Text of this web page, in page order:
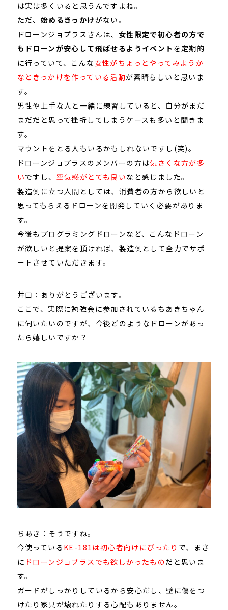
は実は多くいると思うんですよね。
ただ、 始めるきっかけがない。
ドローンジョプラスさんは、 女性限定で初心者の方で
もドローンが安心して飛ばせるようイベント を定期的
に行っていて、こんな 女性がちょっとやってみようか
なときっかけを作っている活動が素晴らしいと思いま
す。
男性や上手な人と一緒に練習していると、自分がまだ
まだだと思って挫折してしまうケースも多いと聞きま
す。
マウントをとる人もいるかもしれないですし(笑)。
ドローンジョプラスのメンバーの方は気さくな方が多
いですし、 空気感がとても良いなと感じました。
製造側に立つ人間としては、消費者の方から欲しいと
思ってもらえるドローンを開発していく必要がありま
す。
今後もプログラミングドローンなど、こんなドローン
が欲しいと提案を頂ければ、製造側として全力でサポ
ートさせていただきます。
井口：ありがとうございます。
ここで、実際に勉強会に参加されているちあきちゃん
に伺いたいのですが、今後どのようなドローンがあっ
たら嬉しいですか？
ちあき：そうですね。
今使っている KE-181は初心者向けにぴったり で、まさ
に ドローンジョプラスでも欲しかったものだと思いま
す。
ガードがしっかりしているから安心だし、壁に傷をつ
けたり家具が壊れたりする心配もありません。